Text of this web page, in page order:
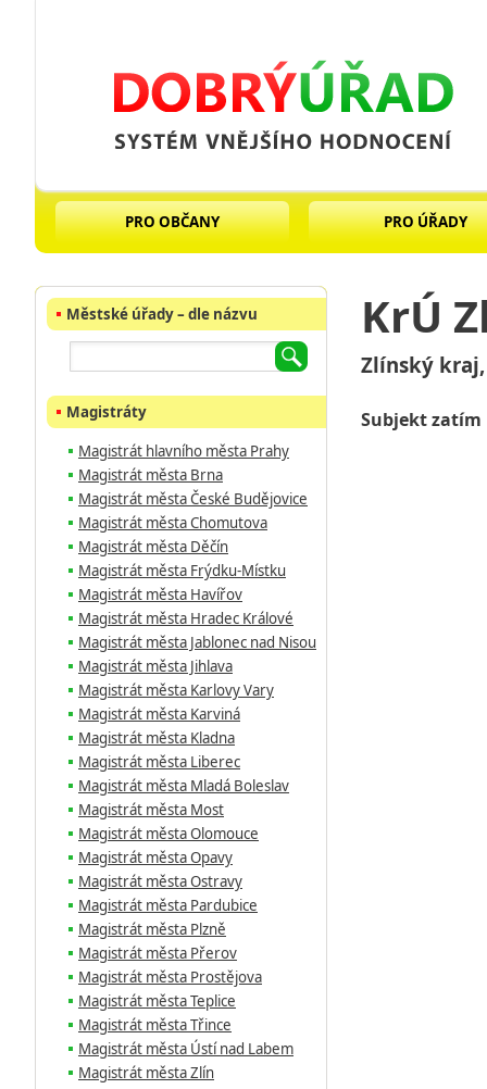
PRO OBČANY PRO ÚŘADY
Městské úřady – dle názvu
Magistráty
Magistrát hlavního města Prahy
Magistrát města Brna
Magistrát města České Budějovice
Magistrát města Chomutova
Magistrát města Děčín
Magistrát města Frýdku-Místku
Magistrát města Havířov
Magistrát města Hradec Králové
Magistrát města Jablonec nad Nisou
Magistrát města Jihlava
Magistrát města Karlovy Vary
Magistrát města Karviná
Magistrát města Kladna
Magistrát města Liberec
Magistrát města Mladá Boleslav
Magistrát města Most
Magistrát města Olomouce
Magistrát města Opavy
Magistrát města Ostravy
Magistrát města Pardubice
Magistrát města Plzně
Magistrát města Přerov
Magistrát města Prostějova
Magistrát města Teplice
Magistrát města Třince
Magistrát města Ústí nad Labem
Magistrát města Zlín
KrÚ
Zlínský
Subjekt zatím